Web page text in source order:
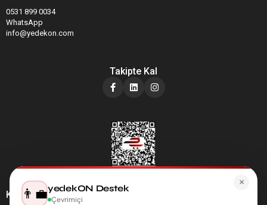
0531 899 0034
WhatsApp
info@yedekon.com
Takipte Kal
Kategoriler
×
👨‍💼yedekON Destek
Çevrimiçi